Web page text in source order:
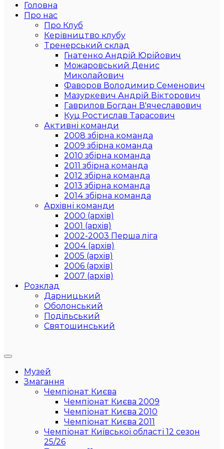
Головна
Про нас
Про Клуб
Керівництво клубу
Тренерський склад
Гнатенко Андрій Юрійович
Можаровський Денис
Миколайович
Фаворов Володимир Семенович
Мазуркевич Андрій Вікторович
Гаврилов Богдан В'ячеславович
Куц Ростислав Тарасович
Активні команди
2008 збірна команда
2009 збірна команда
2010 збірна команда
2011 збірна команда
2012 збірна команда
2013 збірна команда
2014 збірна команда
Архівні команди
2000 (архів)
2001 (архів)
2002-2003 Перша ліга
2004 (архів)
2005 (архів)
2006 (архів)
2007 (архів)
Розклад
Дарницький
Оболонський
Подільський
Святошинський
Музей
Змагання
Чемпіонат Києва
Чемпіонат Києва 2009
Чемпіонат Києва 2010
Чемпіонат Києва 2011
Чемпіонат Київської області 12 сезон
25/26